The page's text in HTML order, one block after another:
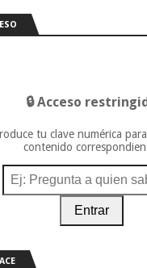
🔒 Acceso
tu clave numérica para
contenido
Entrar